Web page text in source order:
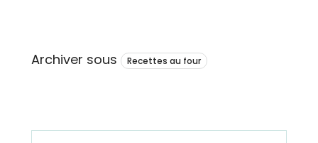
Archiver sous Recettes au four